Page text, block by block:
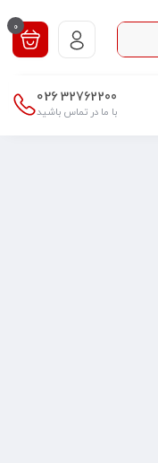
0
32762200
026
با ما در تماس باشید